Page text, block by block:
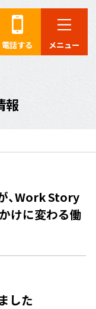
電話する メニュー
報
、Work Story
けに変わる働
した